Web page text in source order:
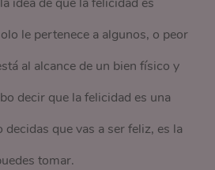
le pertenece a algunos, o peor
al alcance de un bien físico y
decir que la felicidad es una
que vas a ser feliz, es la
tomar.